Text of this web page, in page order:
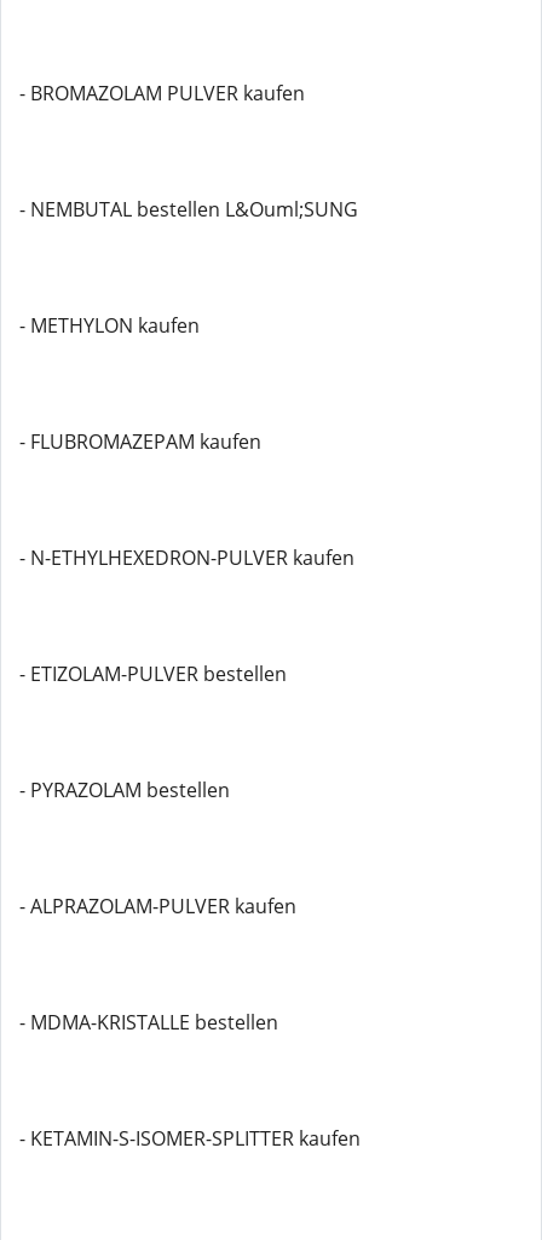
- BROMAZOLAM PULVER kaufen
- NEMBUTAL bestellen L&Ouml;SUNG
- METHYLON kaufen
- FLUBROMAZEPAM kaufen
- N-ETHYLHEXEDRON-PULVER kaufen
- ETIZOLAM-PULVER bestellen
- PYRAZOLAM bestellen
- ALPRAZOLAM-PULVER kaufen
- MDMA-KRISTALLE bestellen
- KETAMIN-S-ISOMER-SPLITTER kaufen